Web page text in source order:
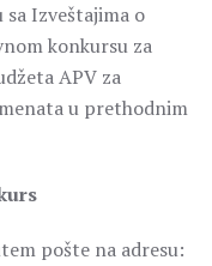
sa Izveštajima o
konkursu za
APV za
u prethodnim
pošte na adresu: